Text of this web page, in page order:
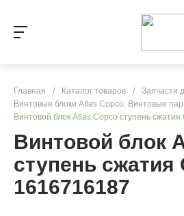
Главная / Каталог товаров / Запчасти
Винтовые блоки Atlas Copco. Винтовые
Винтовой блок Atlas Copco ступень
Винтовой блок
ступень сжатия
1616716187